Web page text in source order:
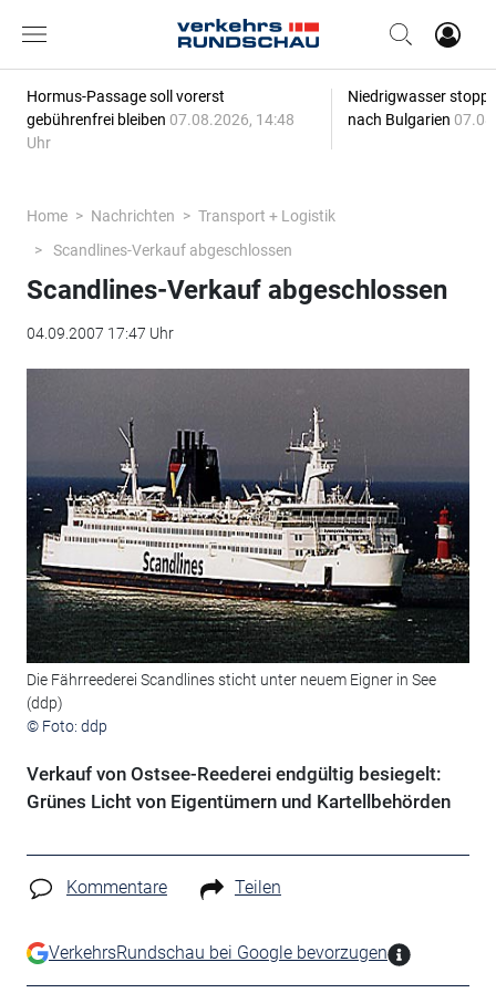
Hormus-Passage soll vorerst
gebührenfrei bleiben 07.08.2026, 14:48
Uhr
Niedrigwasser
nach Bulgarien
Home Nachrichten
Transport + Logistik
Scandlines-Verkauf abgeschlossen
Scandlines-Verkauf abgeschlossen
04.09.2007 17:47 Uhr
Die Fährreederei Scandlines sticht unter neuem Eigner in See
(ddp)
© Foto: ddp
Verkauf von Ostsee-Reederei endgültig besiegelt:
Grünes Licht von Eigentümern und Kartellbehörden
Kommentare Teilen
VerkehrsRundschau bei Google bevorzugen